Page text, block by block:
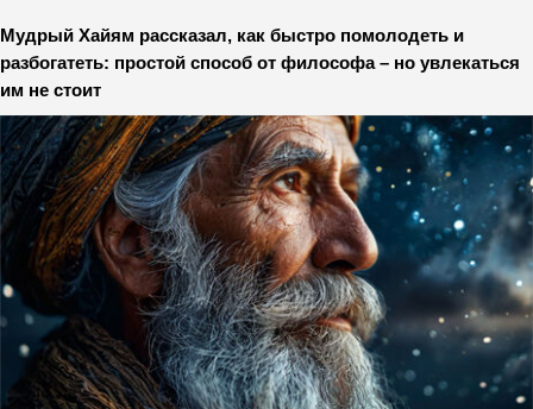
Мудрый Хайям рассказал, как быстро помолодеть и
разбогатеть: простой способ от философа – но увлекаться
им не стоит